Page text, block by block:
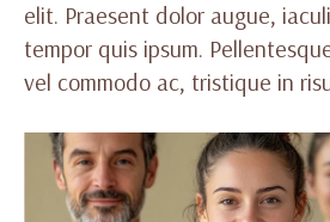
elit. Praesent dolor augue,
tempor quis ipsum.
vel commodo ac, tristique in